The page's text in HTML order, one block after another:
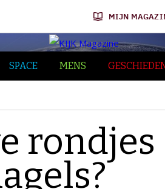
MIJN
SPACE MENS
rondjes